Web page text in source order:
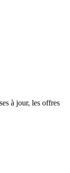
à jour, les offres